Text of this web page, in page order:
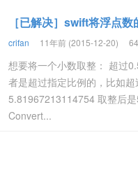
［已解决］swift将浮点
crifan 11年前 (2015-12-20)
想要将一个小数取整： 超过
者是超过指定比例的，比如
5.81967213114754 取整后
Convert...